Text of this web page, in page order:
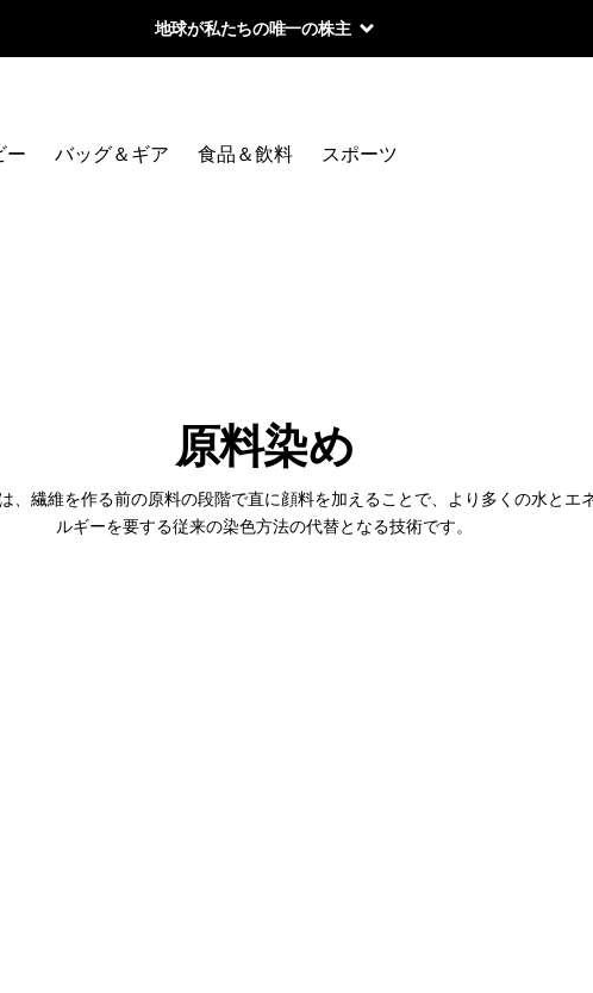
地球が私たちの唯一の株主
ー バッグ＆ギア 食品＆飲料 スポーツ
原料染め
、繊維を作る前の原料の段階で直に顔料を加えることで、より多くの水とエ
ルギーを要する従来の染色方法の代替となる技術です。